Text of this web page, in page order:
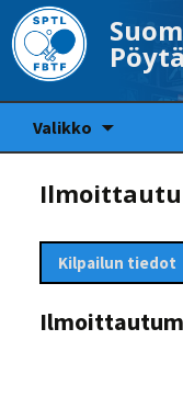
Valikko
Kilpailun tiedot